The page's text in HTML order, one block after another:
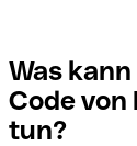
Was
Code von
tun?